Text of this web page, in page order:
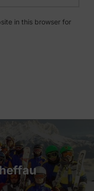
in this browser for